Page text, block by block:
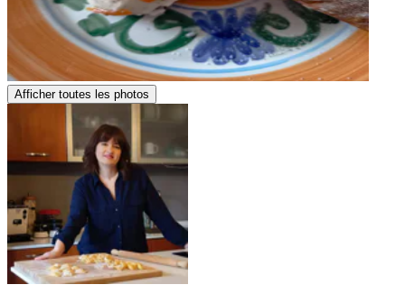
Afficher toutes les photos